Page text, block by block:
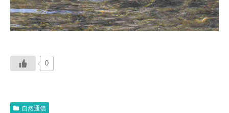
0
自然通信